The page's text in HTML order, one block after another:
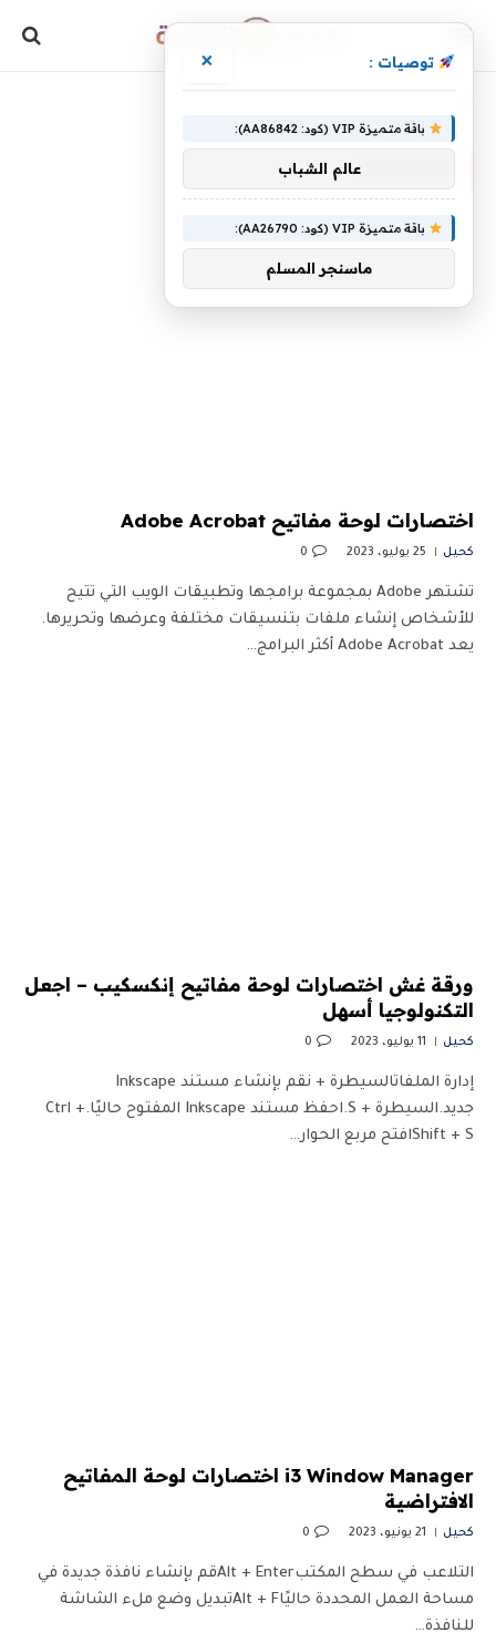
اختصارات
اختصارات لوحة مفاتيح Adobe Acrobat
كحيل 25 يوليو، 2023 0
تشتهر Adobe بمجموعة برامجها وتطبيقات الويب التي تتيح
للأشخاص إنشاء ملفات بتنسيقات مختلفة وعرضها وتحريرها.
يعد Adobe Acrobat أكثر البرامج…
ورقة غش اختصارات لوحة مفاتيح إنكسكيب – اجعل
التكنولوجيا أسهل
كحيل 11 يوليو، 2023 0
إدارة الملفاتالسيطرة + نقم بإنشاء مستند Inkscape
جديد.السيطرة + S.احفظ مستند Inkscape المفتوح حاليًا.Ctrl +
Shift + Sافتح مربع الحوار…
i3 Window Manager اختصارات لوحة المفاتيح
الافتراضية
كحيل 21 يونيو، 2023 0
التلاعب في سطح المكتبAlt + Enterقم بإنشاء نافذة جديدة في
مساحة العمل المحددة حاليًاAlt + Fتبديل وضع ملء الشاشة
للنافذة…
توصيات : ×
باقة متميزة VIP (كود: AA86842):
عالم الشباب
باقة متميزة VIP (كود: AA26790):
ماسنجر المسلم